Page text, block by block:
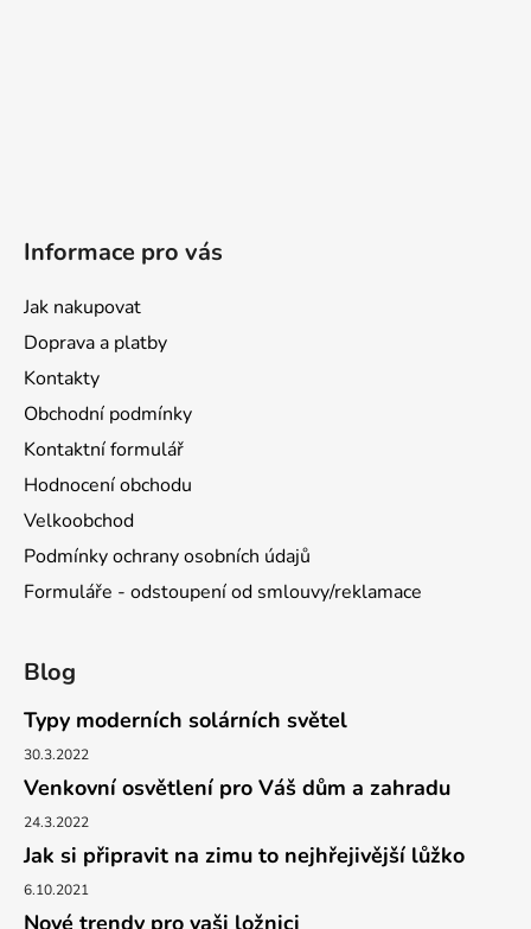
Informace pro vás
Jak nakupovat
Doprava a platby
Kontakty
Obchodní podmínky
Kontaktní formulář
Hodnocení obchodu
Velkoobchod
Podmínky ochrany osobních údajů
Formuláře - odstoupení od smlouvy/reklamace
Blog
Typy moderních solárních světel
30.3.2022
Venkovní osvětlení pro Váš dům a zahradu
24.3.2022
Jak si připravit na zimu to nejhřejivější lůžko
6.10.2021
Nové trendy pro vaši ložnici